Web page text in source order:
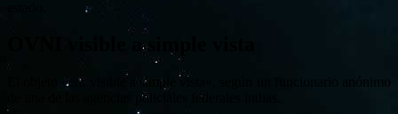
OVNI visible a simple vista
El objeto «era visible a simple vista», según un funcionario anónimo
de una de las agencias policiales federales indias.